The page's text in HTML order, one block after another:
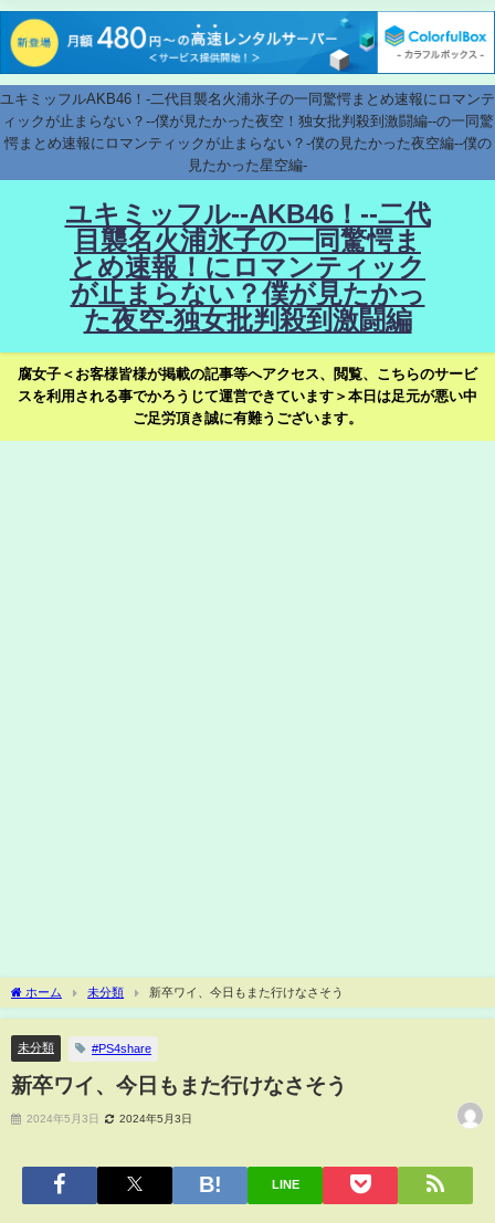
ユキミッフルAKB46！-二代目襲名火浦氷子の一同驚愕まとめ速報にロマンテ
ィックが止まらない？--僕が見たかった夜空！独女批判殺到激闘編--の一同驚
愕まとめ速報にロマンティックが止まらない？-僕の見たかった夜空編--僕の
見たかった星空編-
ユキミッフル--AKB46！--二代
目襲名火浦氷子の一同驚愕ま
とめ速報！にロマンティック
が止まらない？僕が見たかっ
た夜空-独女批判殺到激闘編
腐女子＜お客様皆様が掲載の記事等へアクセス、閲覧、こちらのサービ
スを利用される事でかろうじて運営できています＞本日は足元が悪い中
ご足労頂き誠に有難うございます。
ホーム 未分類 新卒ワイ、今日もまた行けなさそう
未分類 #PS4share
新卒ワイ、今日もまた行けなさそう
2024年5月3日 2024年5月3日
LINE